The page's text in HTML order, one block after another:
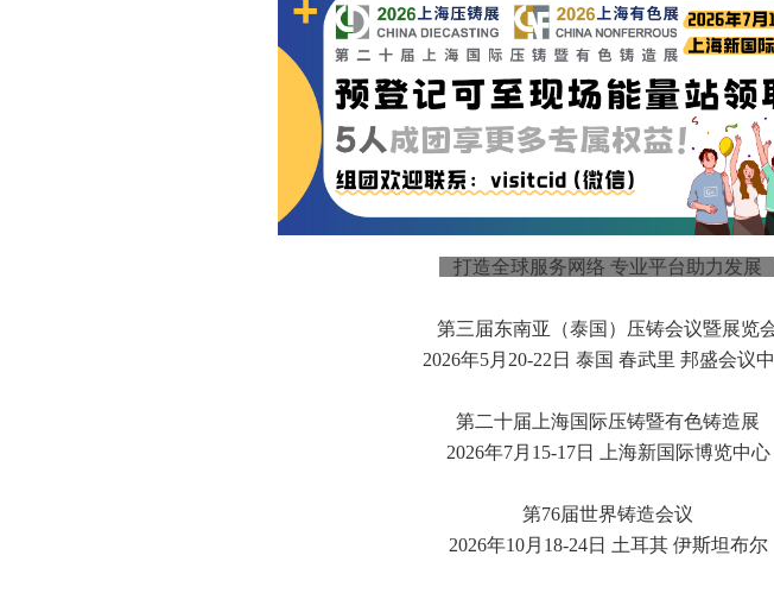
打造全球服务网络 专业平台助力发展
第三届东南亚（泰国）压铸会议暨展览
2026年5月20-22日 泰国 春武里 邦盛会议
第二十届上海国际压铸暨有色铸造展
2026年7月15-17日 上海新国际博览中心
第76届世界铸造会议
2026年10月18-24日 土耳其 伊斯坦布尔